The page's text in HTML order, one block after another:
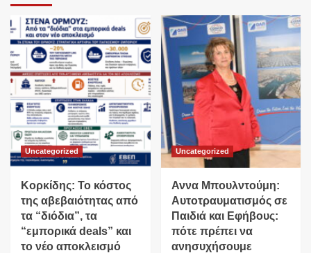
Uncategorized
Κορκίδης: Το κόστος
της αβεβαιότητας από
τα “διόδια”, τα
“εμπορικά deals” και
το νέο αποκλεισμό
Uncategorized
Αννα Μπουλντούμη:
Αυτοτραυματισμός σε
Παιδιά και Εφήβους:
πότε πρέπει να
ανησυχήσουμε